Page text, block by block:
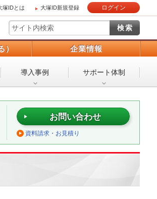
塚IDとは 大塚ID新規登録 ログイン
） 企業情報
導入事例 サポート体制
お問い合わせ
資料請求・お見積り